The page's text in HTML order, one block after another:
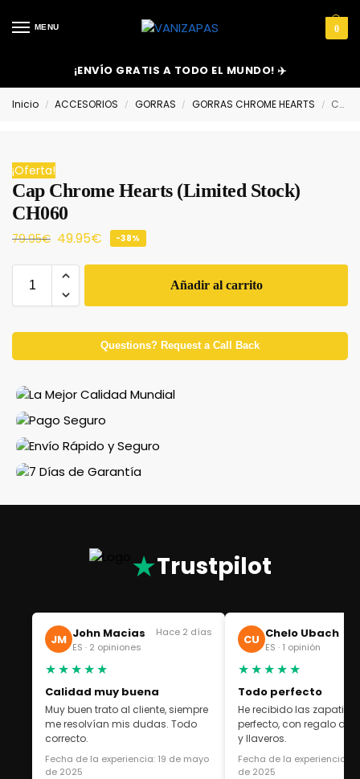
MENU 0
¡ENVÍO GRATIS A TODO EL MUNDO! ✈️
Inicio / ACCESORIOS / GORRAS / GORRAS CHROME HEARTS / Cap Chrome Hearts (Limited Stock) CH060
¡Oferta!
Cap Chrome Hearts (Limited Stock)
CH060
79.95€ 49.95€ -38%
Añadir al carrito
Questions? Request a Call Back
★Trustpilot
JM John Macias
ES · 2 opiniones
Hace 2 días
★★★★★
Calidad muy buena
Muy buen trato al cliente, siempre
me resolvían mis dudas. Todo
correcto.
Fecha de la experiencia: 19 de mayo
de 2025
CU Chelo Ubach
ES · 1 opinión
★★★★★
Todo perfecto
He recibido las
perfecto, con regalo de
y llaveros.
Fecha de la experiencia:
de 2025